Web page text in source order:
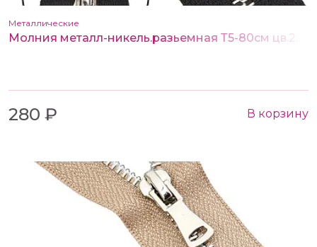
Металлические
280 ₽ В корзину